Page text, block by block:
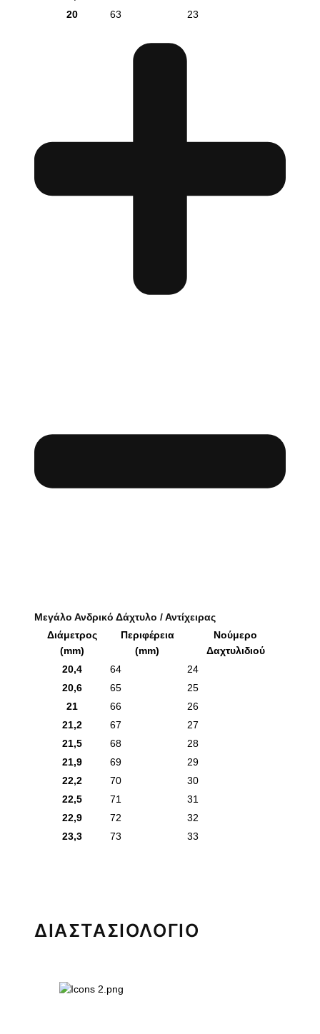
20
63 23
Μεγάλο Ανδρικό Δάχτυλο / Αντίχειρας
Διάμετρος
(mm)
Περιφέρεια
(mm)
Νούμερο
Δαχτυλιδιού
20,4
64
24
20,6
65
25
21
66
26
21,2
67
27
21,5
68
28
21,9
69
29
22,2
70
30
22,5
71
31
22,9
72
32
23,3
73 33
ΔΙΑΣΤΑΣΙΟΛΟΓΙΟ